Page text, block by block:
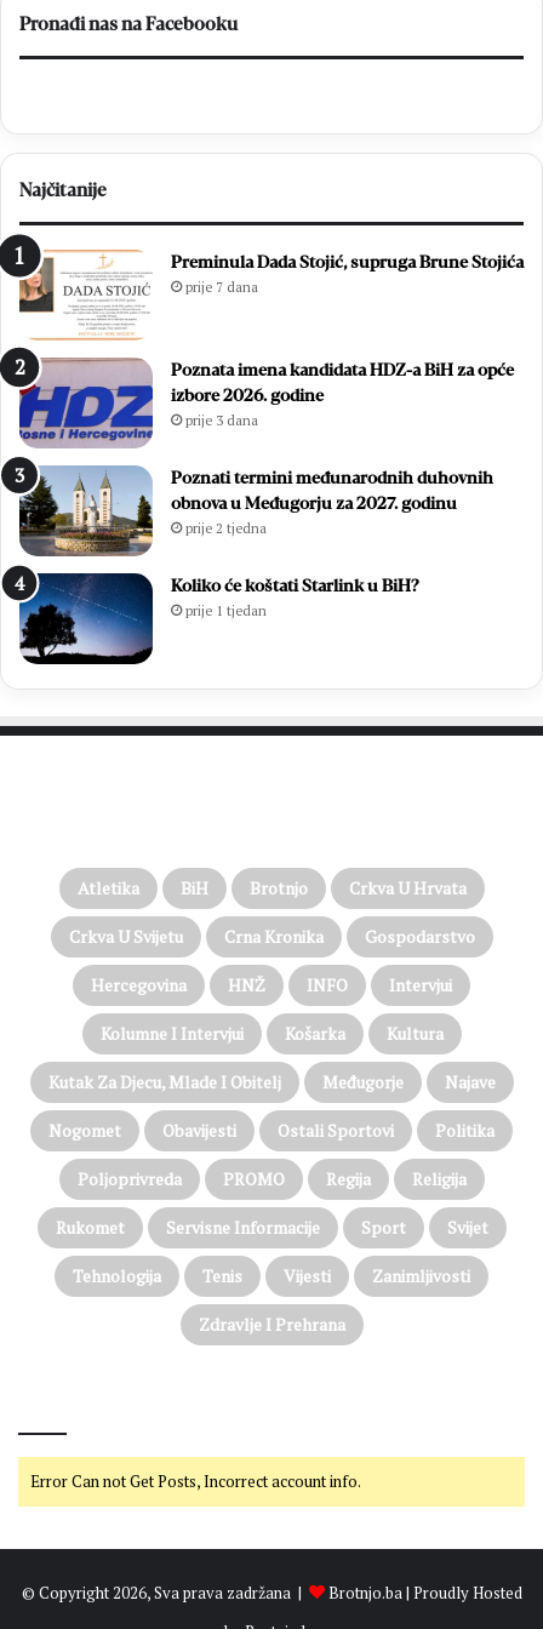
Pronađi nas na Facebooku
Najčitanije
Preminula Dada Stojić, supruga Brune Stojića
prije 7 dana
Poznata imena kandidata HDZ-a BiH za opće
izbore 2026. godine
prije 3 dana
Poznati termini međunarodnih duhovnih
obnova u Međugorju za 2027. godinu
prije 2 tjedna
Koliko će koštati Starlink u BiH?
prije 1 tjedan
Atletika BiH Brotnjo Crkva U Hrvata
Crkva U Svijetu Crna Kronika Gospodarstvo
Hercegovina HNŽ INFO Intervjui
Kolumne I Intervjui Košarka Kultura
Kutak Za Djecu, Mlade I Obitelj Međugorje Najave
Nogomet Obavijesti Ostali Sportovi Politika
Poljoprivreda PROMO Regija Religija
Rukomet Servisne Informacije Sport Svijet
Tehnologija Tenis Vijesti Zanimljivosti
Zdravlje I Prehrana
Error Can not Get Posts, Incorrect account info.
© Copyright 2026, Sva prava zadržana | Brotnjo.ba| Proudly Hosted